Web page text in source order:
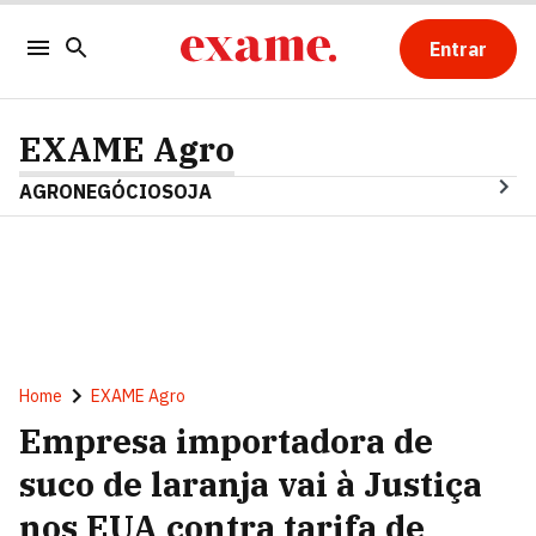
Entrar
EXAME Agro
AGRONEGÓCIOSOJA
Home EXAME Agro
Empresa importadora de
suco de laranja vai à Justiça
nos EUA contra tarifa de